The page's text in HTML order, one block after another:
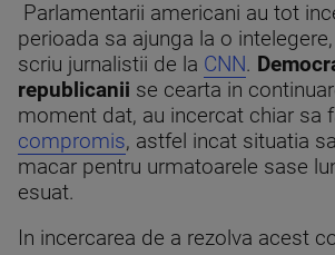
Parlamentarii americani au tot
perioada sa ajunga la o
scriu jurnalistii de la CNN.
republicanii se cearta in
moment dat, au incercat chiar sa
compromis, astfel incat situatia
macar pentru urmatoarele sase
esuat.
In incercarea de a rezolva acest